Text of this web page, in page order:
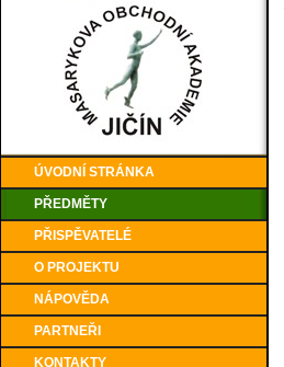
ÚVODNÍ STRÁNKA
PŘEDMĚTY
PŘISPĚVATELÉ
O PROJEKTU
NÁPOVĚDA
PARTNEŘI
KONTAKTY